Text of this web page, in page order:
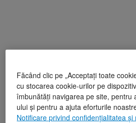
Făcând clic pe „Acceptați toate
cu stocarea cookie-urilor pe
îmbunătăți navigarea pe site, pentru
ului și pentru a ajuta eforturile
Notificare privind confidențialitatea